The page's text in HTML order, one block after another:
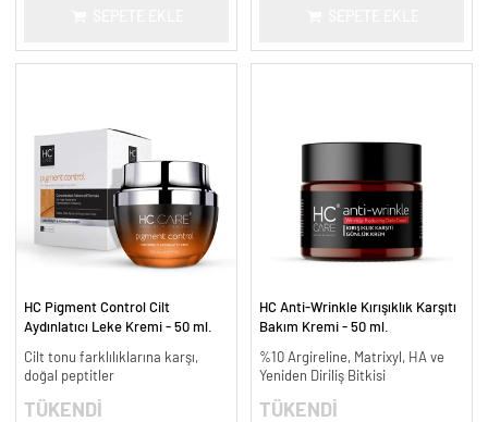
HC Pigment Control Cilt
Aydınlatıcı Leke Kremi - 50 ml.
Cilt tonu farklılıklarına karşı,
doğal peptitler
TÜKENDİ
HC Anti-Wrinkle Kırışıklık Karşıtı
Bakım Kremi - 50 ml.
%10 Argireline, Matrixyl, HA ve
Yeniden Diriliş Bitkisi
TÜKENDİ